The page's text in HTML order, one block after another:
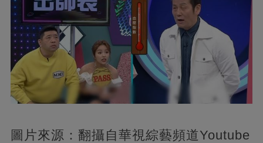
圖片來源：翻攝自華視綜藝頻道Youtube